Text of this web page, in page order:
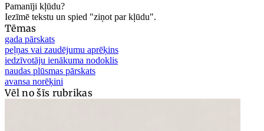
Pamanīji kļūdu?
Iezīmē tekstu un spied "ziņot par kļūdu".
Tēmas
gada pārskats
peļņas vai zaudējumu aprēķins
iedzīvotāju ienākuma nodoklis
naudas plūsmas pārskats
avansa norēķini
Vēl no šīs rubrikas